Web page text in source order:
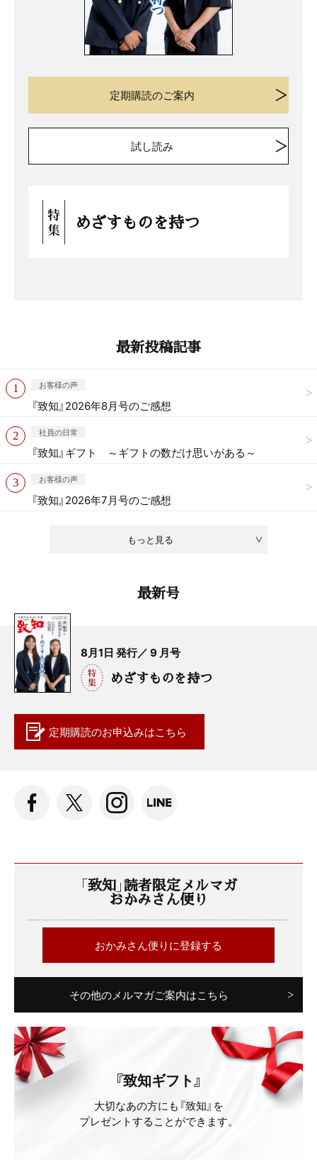
定期購読のご案内
試し読み
めざすものを持つ
最新投稿記事
もっと見る
お客様の声
『致知』2026年8月号のご感想
社員の日常
『致知』ギフト ～ギフトの数だけ思いがある～
お客様の声
『致知』2026年7月号のご感想
最新号
8月1日 発行／ 9 月号
めざすものを持つ
定期購読のお申込みはこちら
「致知」読者限定メルマガ
おかみさん便り
おかみさん便りに登録する
その他のメルマガご案内はこちら
『致知ギフト』
大切なあの方にも『致知』を
プレゼントすることができます。